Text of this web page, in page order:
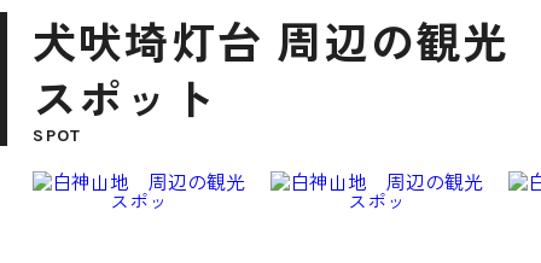
犬吠埼灯台 周辺の観光
スポット
SPOT